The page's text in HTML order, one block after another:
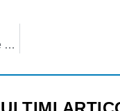
DTT: remigrazione analogica in Val d’Aosta. Il caso Rete St Vincent ed E21 Network: nuovi sviluppi